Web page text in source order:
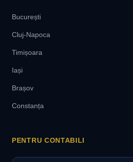
București
Cluj-Napoca
Timișoara
Iași
Brașov
Constanța
PENTRU CONTABILI